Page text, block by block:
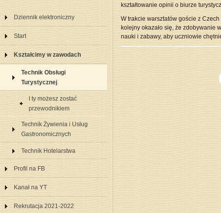
kształtowanie opinii o biurze
W trakcie warsztatów goście z
kolejny okazało się, że zdobywanie
nauki i zabawy, aby uczniowie
Dziennik elektroniczny
Start
Kształcimy w zawodach
Technik Obsługi
Turystycznej
I ty możesz zostać
przewodnikiem
Technik Żywienia i Usług
Gastronomicznych
Technik Hotelarstwa
Profil na FB
Kanał na YT
Rekrutacja 2021-2022